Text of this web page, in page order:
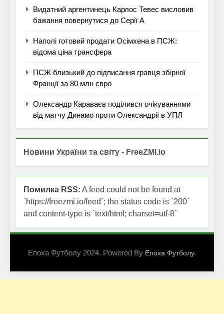
Видатний аргентинець Карлос Тевес висловив
бажання повернутися до Серії А
Наполі готовий продати Осімхена в ПСЖ:
відома ціна трансфера
ПСЖ близький до підписання гравця збірної
Франції за 80 млн євро
Олександр Караваєв поділився очікуваннями
від матчу Динамо проти Олександрії в УПЛ
Новини України та світу - FreeZMI.io
Помилка RSS: A feed could not be found at
`https://freezmi.io/feed`; the status code is `200`
and content-type is `text/html; charset=utf-8`
Епоха Футболу 2024. Powered By Епоха Футболу.